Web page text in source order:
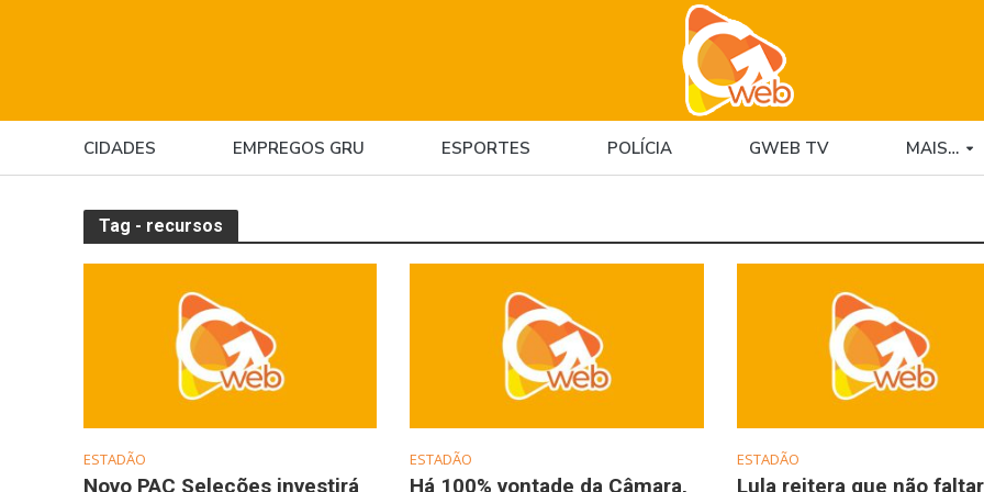
CIDADES EMPREGOS GRU ESPORTES POLÍCIA GWEB TV MAIS…
Tag - recursos
ESTADÃO
Novo PAC Seleções investirá
ESTADÃO
Há 100% vontade da Câmara,
ESTADÃO
Lula reitera que não